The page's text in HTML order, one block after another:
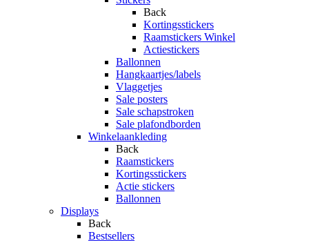
Back
Kortingsstickers
Raamstickers Winkel
Actiestickers
Ballonnen
Hangkaartjes/labels
Vlaggetjes
Sale posters
Sale schapstroken
Sale plafondborden
Winkelaankleding
Back
Raamstickers
Kortingsstickers
Actie stickers
Ballonnen
Displays
Back
Bestsellers